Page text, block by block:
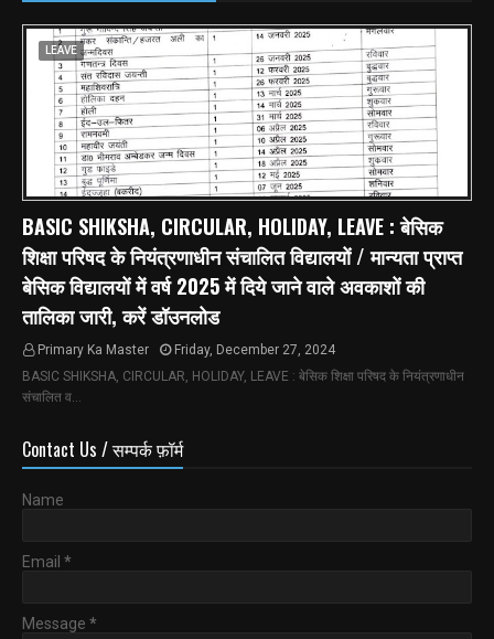
LEAVE
BASIC SHIKSHA, CIRCULAR, HOLIDAY, LEAVE : बेसिक
शिक्षा परिषद के नियंत्रणाधीन संचालित विद्यालयों / मान्यता प्राप्त
बेसिक विद्यालयों में वर्ष 2025 में दिये जाने वाले अवकाशों की
तालिका जारी, करें डॉउनलोड
Primary Ka Master
Friday, December 27, 2024
BASIC SHIKSHA, CIRCULAR, HOLIDAY, LEAVE : बेसिक शिक्षा परिषद के नियंत्रणाधीन
संचालित व…
Contact Us / सम्पर्क फ़ॉर्म
Name
Email *
Message *